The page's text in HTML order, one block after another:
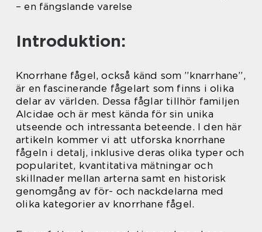
– en fängslande varelse
Introduktion:
Knorrhane fågel, också känd som ”knarrhane”,
är en fascinerande fågelart som finns i olika
delar av världen. Dessa fåglar tillhör familjen
Alcidae och är mest kända för sin unika
utseende och intressanta beteende. I den här
artikeln kommer vi att utforska knorrhane
fågeln i detalj, inklusive deras olika typer och
popularitet, kvantitativa mätningar och
skillnader mellan arterna samt en historisk
genomgång av för- och nackdelarna med
olika kategorier av knorrhane fågel.